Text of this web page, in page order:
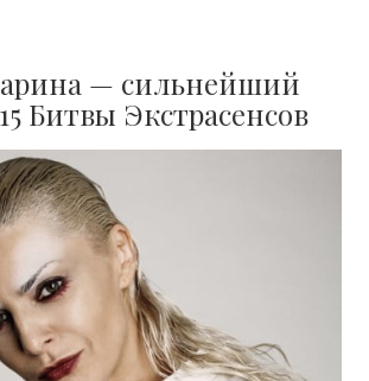
— сильнейший
Битвы Экстрасенсов